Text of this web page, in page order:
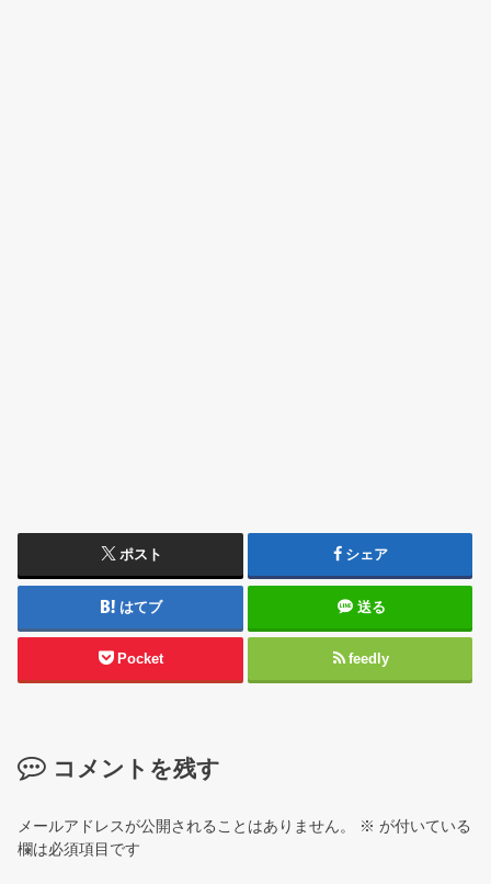
ポスト シェア
はてブ 送る
Pocket feedly
コメントを残す
メールアドレスが公開されることはありません。 ※ が付いている
欄は必須項目です